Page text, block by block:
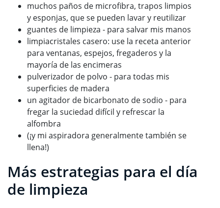
muchos paños de microfibra, trapos limpios
y esponjas, que se pueden lavar y reutilizar
guantes de limpieza - para salvar mis manos
limpiacristales casero: use la receta anterior
para ventanas, espejos, fregaderos y la
mayoría de las encimeras
pulverizador de polvo - para todas mis
superficies de madera
un agitador de bicarbonato de sodio - para
fregar la suciedad difícil y refrescar la
alfombra
(¡y mi aspiradora generalmente también se
llena!)
Más estrategias para el día
de limpieza